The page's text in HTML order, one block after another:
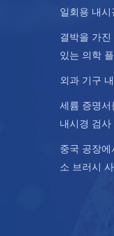
일회용 내
결박을 가
있는 의학
외과 기구
세륨 증명
내시경 검
중국 공장
소 브러시